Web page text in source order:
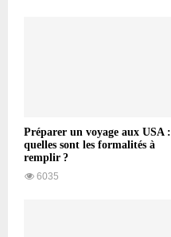
Préparer un voyage aux USA :
quelles sont les formalités à
remplir ?
6035